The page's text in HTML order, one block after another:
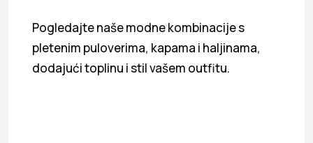
Pogledajte naše modne kombinacije s
pletenim puloverima, kapama i haljinama,
dodajući toplinu i stil vašem outfitu.